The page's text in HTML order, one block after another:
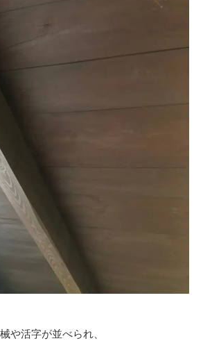
や活字が並べられ、